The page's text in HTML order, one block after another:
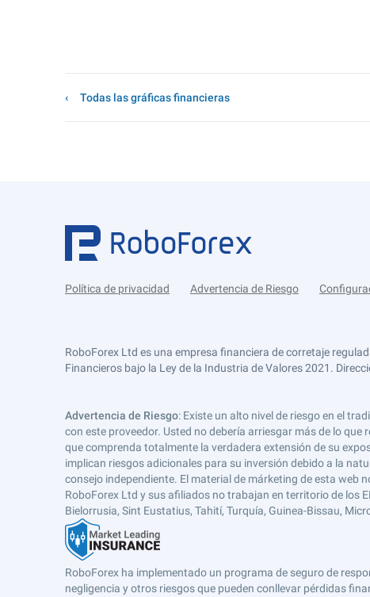
Todas las gráficas financieras
Política de privacidad Advertencia de Riesgo
RoboForex Ltd es una empresa financiera de corretaje
Financieros bajo la Ley de la Industria de Valores 2021.
Advertencia de Riesgo: Existe un alto nivel de riesgo en el
con este proveedor. Usted no debería arriesgar más de lo
que comprenda totalmente la verdadera extensión de su
implican riesgos adicionales para su inversión debido a la
consejo independiente. El material de márketing de esta web
RoboForex Ltd y sus afiliados no trabajan en territorio de los
Bielorrusia, Sint Eustatius, Tahití, Turquía, Guinea-Bissau,
RoboForex ha implementado un programa de seguro de
negligencia y otros riesgos que pueden conllevar pérdidas